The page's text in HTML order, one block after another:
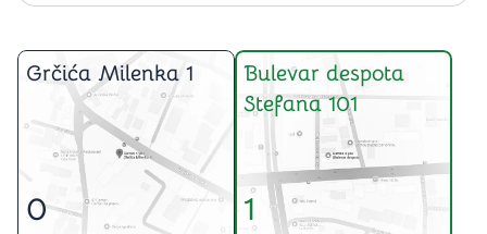
Grčića Milenka 1
0
Bulevar despota
Stefana 101
1